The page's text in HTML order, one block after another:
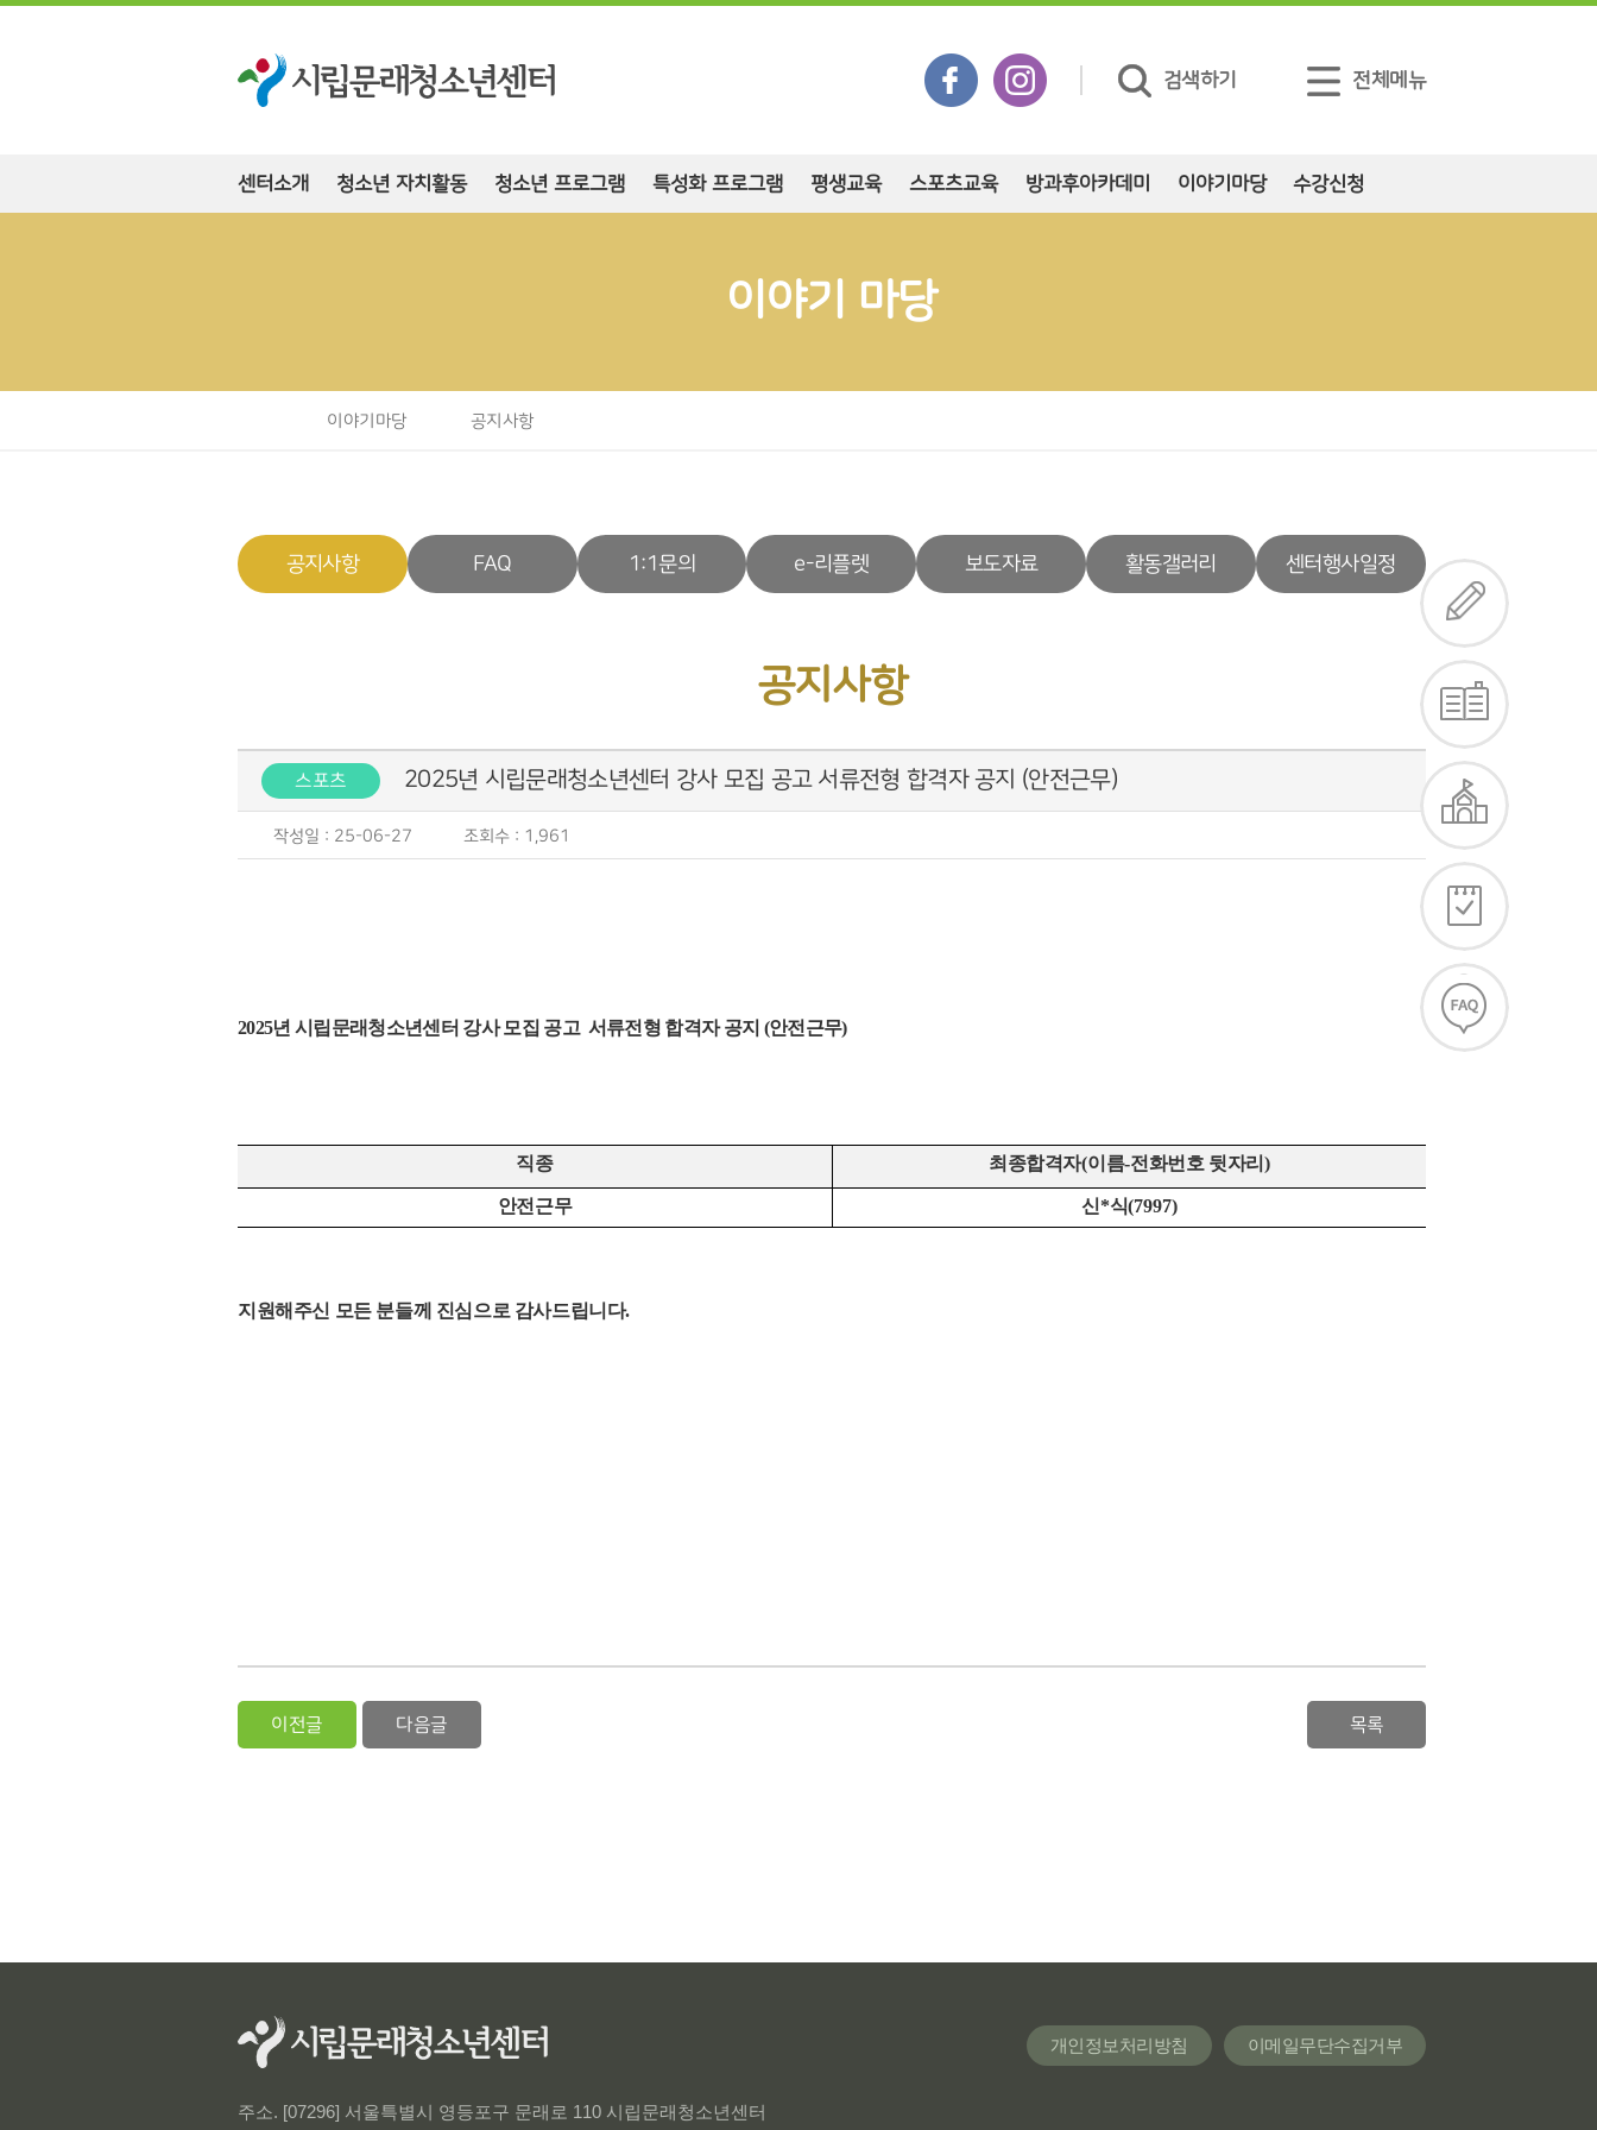
검색하기 전체메뉴
센터소개 청소년 자치활동 청소년 프로그램 특성화 프로그램 평생교육 스포츠교육 방과후아카데미 이야기마당 수강신청
이야기 마당
이야기마당 공지사항
공지사항 FAQ 1:1문의 e-리플렛 보도자료 활동갤러리 센터행사일정
공지사항
스포츠 2025년 시립문래청소년센터 강사 모집 공고 서류전형 합격자 공지 (안전근무)
작성일 : 25-06-27 조회수 : 1,961
2025년 시립문래청소년센터 강사 모집 공고 서류전형 합격자 공지 (안전근무)
직종 최종합격자(이름-전화번호 뒷자리 )
안전근무 신*식(7997)
지원해주신 모든 분들께 진심으로 감사드립니다.
이전글 다음글 목록
개인정보처리방침 이메일무단수집거부
주소. [07296] 서울특별시 영등포구 문래로 110 시립문래청소년센터